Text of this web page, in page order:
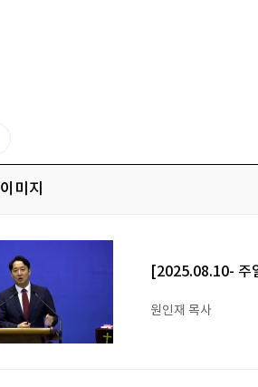
이미지
[2025.08.10- 주
원인재 목사